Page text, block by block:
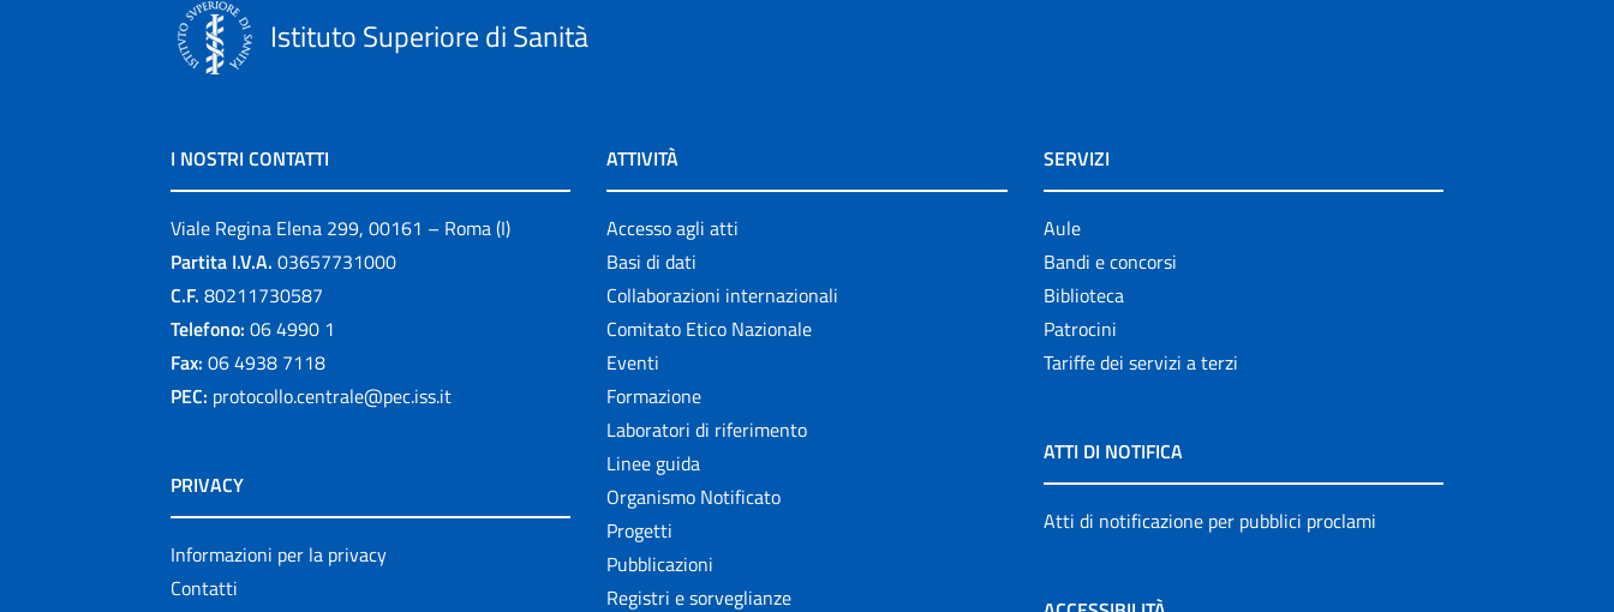
Istituto Superiore di Sanità
I NOSTRI CONTATTI
Viale Regina Elena 299, 00161 – Roma (I)
Partita I.V.A. 03657731000
C.F. 80211730587
Telefono: 06 4990 1
Fax: 06 4938 7118
PEC: protocollo.centrale@pec.iss.it
PRIVACY
Informazioni per la privacy
Contatti
ATTIVITÀ
Accesso agli atti
Basi di dati
Collaborazioni internazionali
Comitato Etico Nazionale
Eventi
Formazione
Laboratori di riferimento
Linee guida
Organismo Notificato
Progetti
Pubblicazioni
Registri e sorveglianze
SERVIZI
Aule
Bandi e concorsi
Biblioteca
Patrocini
Tariffe dei servizi a terzi
ATTI DI NOTIFICA
Atti di notificazione per pubblici proclami